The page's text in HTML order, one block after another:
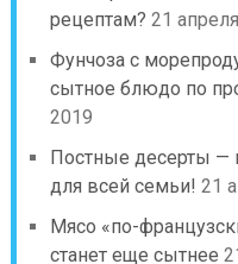
рецептам? 21
Фунчоза с
сытное блюдо по
2019
Постные десерты —
для всей семьи! 21
Мясо «по-
станет еще сытнее